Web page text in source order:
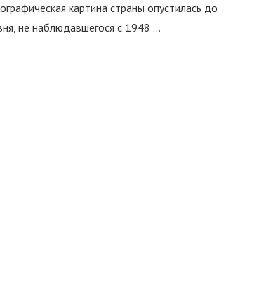
картина страны опустилась до
не наблюдавшегося с 1948 …